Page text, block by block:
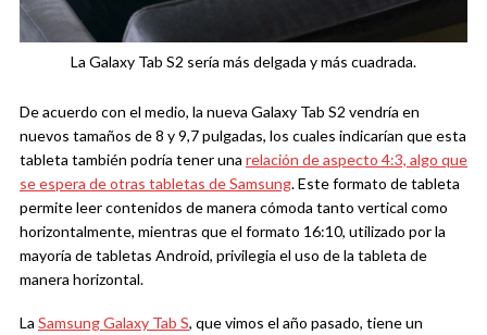
La Galaxy Tab S2 sería más delgada y más cuadrada.
De acuerdo con el medio, la nueva Galaxy Tab S2 vendría en
nuevos tamaños de 8 y 9,7 pulgadas, los cuales indicarían que esta
tableta también podría tener una relación de aspecto 4:3, algo que
se espera de otras tabletas de Samsung. Este formato de tableta
permite leer contenidos de manera cómoda tanto vertical como
horizontalmente, mientras que el formato 16:10, utilizado por la
mayoría de tabletas Android, privilegia el uso de la tableta de
manera horizontal.
La Samsung Galaxy Tab S, que vimos el año pasado, tiene un